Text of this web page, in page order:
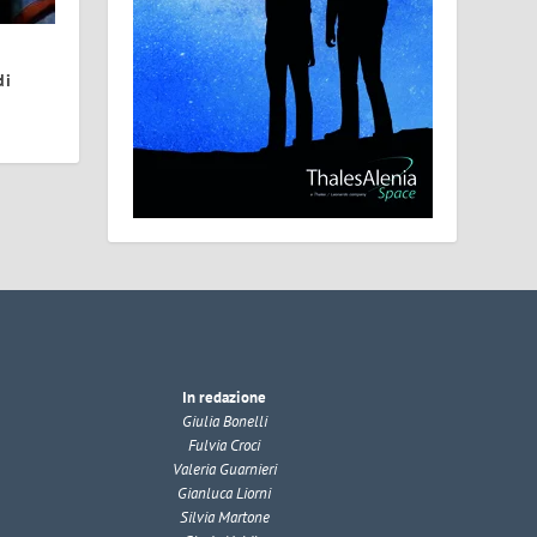
In redazione
Giulia Bonelli
Fulvia Croci
Valeria Guarnieri
Gianluca Liorni
Silvia Martone